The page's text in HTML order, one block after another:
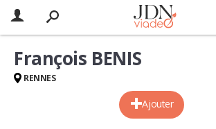
Ajouter
François BENIS
RENNES